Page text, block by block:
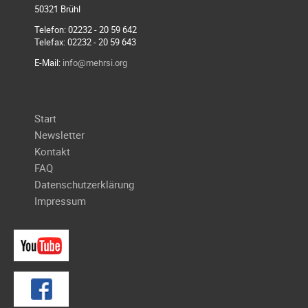
Galerie
2012
Galerie
2011
Galerie
2009
Galerie
Galerie
Galerie
2006
Galerie
2005
50321 Brühl
Telefon: 02232 - 20 59 642
Telefax: 02232 - 20 59 643
E-Mail: info@mehrsi.org
Navigation
überspringen
Start
Newsletter
Kontakt
FAQ
Datenschutzerklärung
Impressum